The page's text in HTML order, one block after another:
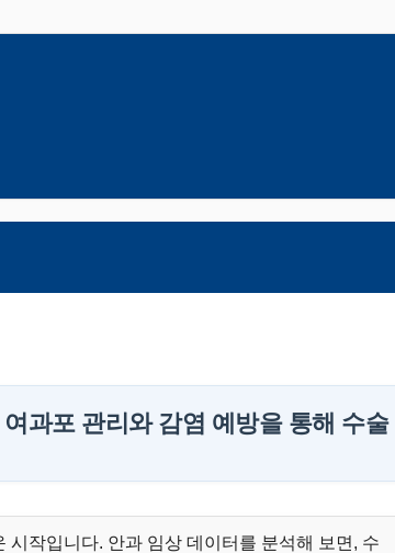
과포 관리와 감염 예방을 통해 수술
시작입니다. 안과 임상 데이터를 분석해 보면, 수